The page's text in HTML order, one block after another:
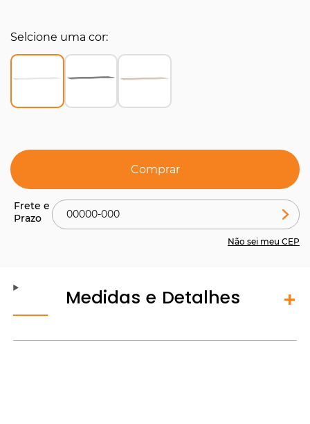
Selcione uma cor
Comprar
Não sei meu CEP
Medidas e Detalhes